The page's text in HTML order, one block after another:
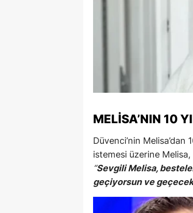
MELISA’NIN 10
Düvenci’nin Melisa’dan
istemesi üzerine
“Sevgili Melisa,
geçiyorsun ve